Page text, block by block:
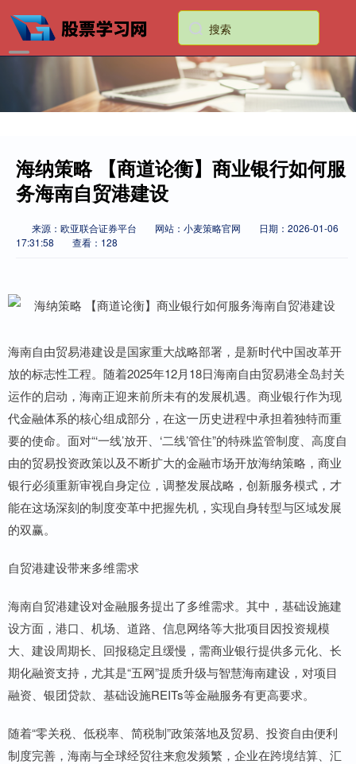
海纳策略 【商道论衡】商业银行如何服
务海南自贸港建设
来源：欧亚联合证券平台 网站：小麦策略官网
日期：2026-01-06
17:31:58
查看：128
海南自由贸易港建设是国家重大战略部署，是新时代中国改革开
放的标志性工程。随着2025年12月18日海南自由贸易港全岛封关
运作的启动，海南正迎来前所未有的发展机遇。商业银行作为现
代金融体系的核心组成部分，在这一历史进程中承担着独特而重
要的使命。面对“‘一线’放开、‘二线’管住”的特殊监管制度、高度自
由的贸易投资政策以及不断扩大的金融市场开放海纳策略，商业
银行必须重新审视自身定位，调整发展战略，创新服务模式，才
能在这场深刻的制度变革中把握先机，实现自身转型与区域发展
的双赢。
自贸港建设带来多维需求
海南自贸港建设对金融服务提出了多维需求。其中，基础设施建
设方面，港口、机场、道路、信息网络等大批项目因投资规模
大、建设周期长、回报稳定且缓慢，需商业银行提供多元化、长
期化融资支持，尤其是“五网”提质升级与智慧海南建设，对项目
融资、银团贷款、基础设施REITs等金融服务有更高要求。
随着“零关税、低税率、简税制”政策落地及贸易、投资自由便利
制度完善，海南与全球经贸往来愈发频繁，企业在跨境结算、汇